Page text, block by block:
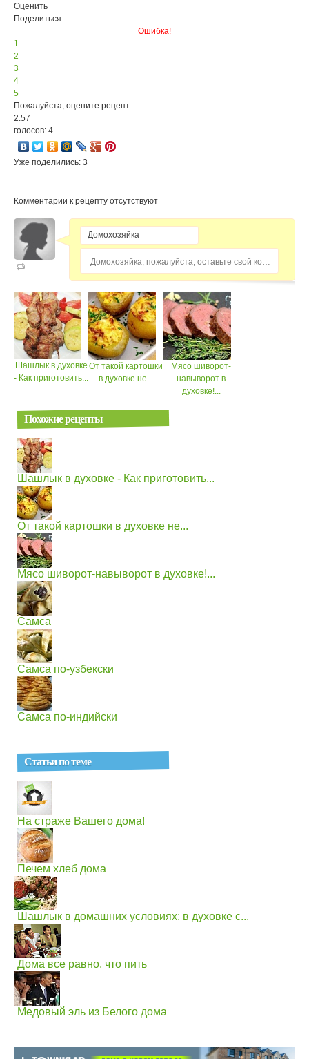
Оценить
Поделиться
Ошибка!
1
2
3
4
5
Пожалуйста, оцените рецепт
2.57
голосов: 4
Уже поделились: 3
Комментарии к рецепту отсутствуют
Шашлык в духовке
- Как приготовить...
От такой картошки
в духовке не...
Мясо шиворот-
навыворот в
духовке!...
Похожие рецепты
Шашлык в духовке - Как приготовить...
От такой картошки в духовке не...
Мясо шиворот-навыворот в духовке!...
Самса
Самса по-узбекски
Самса по-индийски
Статьи по теме
На страже Вашего дома!
Печем хлеб дома
Шашлык в домашних условиях: в духовке с...
Дома все равно, что пить
Медовый эль из Белого дома